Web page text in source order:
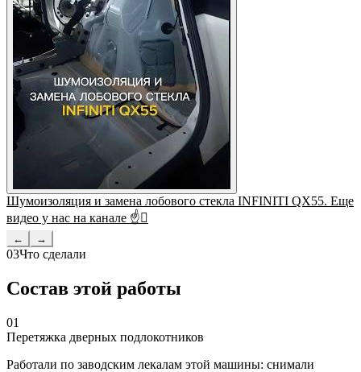
Шумоизоляция и замена лобового стекла INFINITI QX55. Еще
видео у нас на канале ☝
← →
03Что сделали
Состав этой работы
01
Перетяжка дверных подлокотников
Работали по заводским лекалам этой машины: снимали